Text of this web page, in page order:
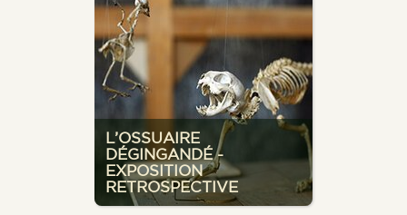
L’OSSUAIRE
DÉGINGANDÉ -
EXPOSITION
RETROSPECTIVE